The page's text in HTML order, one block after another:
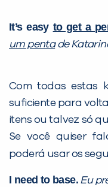
It’s easy to get a
um pentade
Com todas estas
suficiente para
itens ou talvez só
Se você quiser
poderá usar os
I need to base. Eu